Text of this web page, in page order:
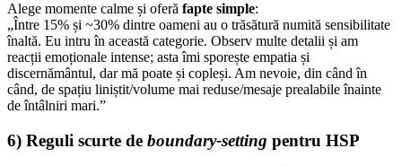
Alege momente calme și oferă fapte simple:
„Între 15% și ~30% dintre oameni au o trăsătură numită sensibilitate
înaltă. Eu intru în această categorie. Observ multe detalii și am
reacții emoționale intense; asta îmi sporește empatia și
discernământul, dar mă poate și copleși. Am nevoie, din când în
când, de spațiu liniștit/volume mai reduse/mesaje prealabile înainte
de întâlniri mari.”
6) Reguli scurte de boundary-setting pentru HSP